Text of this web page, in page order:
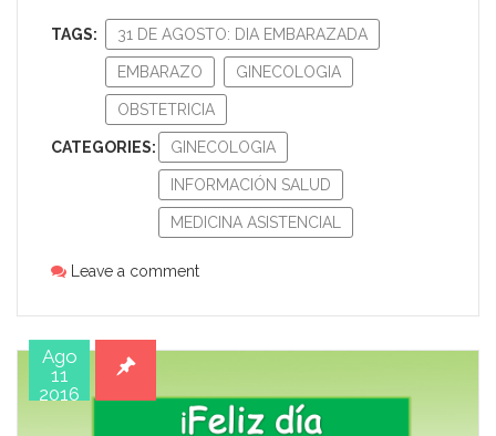
TAGS: 31 DE AGOSTO: DIA EMBARAZADA
EMBARAZO GINECOLOGIA
OBSTETRICIA
CATEGORIES: GINECOLOGIA
INFORMACIÓN SALUD
MEDICINA ASISTENCIAL
Leave a comment
Ago
11
2016